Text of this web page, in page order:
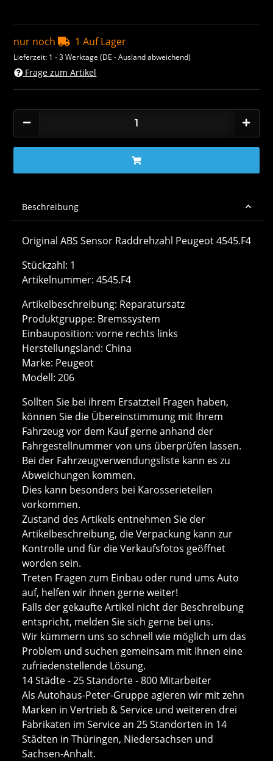
nur noch 1 Auf Lager
Lieferzeit: 1 - 3 Werktage(DE - Ausland abweichend)
Frage zum Artikel
Beschreibung
Original ABS Sensor Raddrehzahl Peugeot 4545.F4
Stückzahl: 1
Artikelnummer: 4545.F4
Artikelbeschreibung: Reparatursatz
Produktgruppe: Bremssystem
Einbauposition: vorne rechts links
Herstellungsland: China
Marke: Peugeot
Modell: 206
Sollten Sie bei ihrem Ersatzteil Fragen haben,
können Sie die Übereinstimmung mit Ihrem
Fahrzeug vor dem Kauf gerne anhand der
Fahrgestellnummer von uns überprüfen lassen.
Bei der Fahrzeugverwendungsliste kann es zu
Abweichungen kommen.
Dies kann besonders bei Karosserieteilen
vorkommen.
Zustand des Artikels entnehmen Sie der
Artikelbeschreibung, die Verpackung kann zur
Kontrolle und für die Verkaufsfotos geöffnet
worden sein.
Treten Fragen zum Einbau oder rund ums Auto
auf, helfen wir ihnen gerne weiter!
Falls der gekaufte Artikel nicht der Beschreibung
entspricht, melden Sie sich gerne bei uns.
Wir kümmern uns so schnell wie möglich um das
Problem und suchen gemeinsam mit Ihnen eine
zufriedenstellende Lösung.
14 Städte - 25 Standorte - 800 Mitarbeiter
Als Autohaus-Peter-Gruppe agieren wir mit zehn
Marken in Vertrieb & Service und weiteren drei
Fabrikaten im Service an 25 Standorten in 14
Städten in Thüringen, Niedersachsen und
Sachsen-Anhalt.